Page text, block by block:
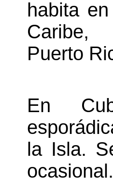
habita
Caribe,
Puerto
En
la Isla.
ocasional.